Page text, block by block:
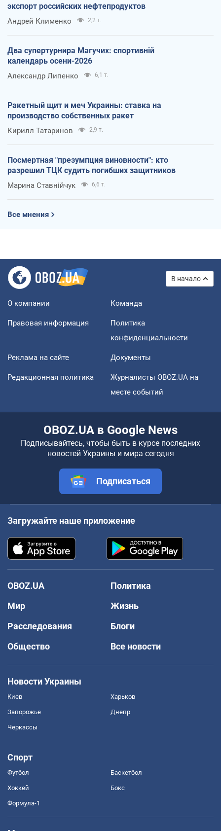
экспорт российских нефтепродуктов
Андрей Клименко 2,2 т.
Два супертурнира Магучих: спортивній
календарь осени-2026
Александр Липенко 6,1 т.
Ракетный щит и меч Украины: ставка на
производство собственных ракет
Кирилл Татаринов 2,9 т.
Посмертная "презумпция виновности": кто
разрешил ТЦК судить погибших защитников
Марина Ставнійчук 6,6 т.
Все мнения
В начало
О компании Команда
Правовая информация
Политика
конфиденциальности
Реклама на сайте Документы
Редакционная политика
Журналисты OBOZ.UA на
месте событий
OBOZ.UA в Google News
Подписывайтесь, чтобы быть в курсе последних
новостей Украины и мира сегодня
Подписаться
Загружайте наше приложение
OBOZ.UA
Политика
Мир
Жизнь
Расследования
Блоги
Общество
Все новости
Новости Украины
Киев Харьков
Запорожье Днепр
Черкассы
Спорт
Футбол Баскетбол
Хоккей Бокс
Формула-1